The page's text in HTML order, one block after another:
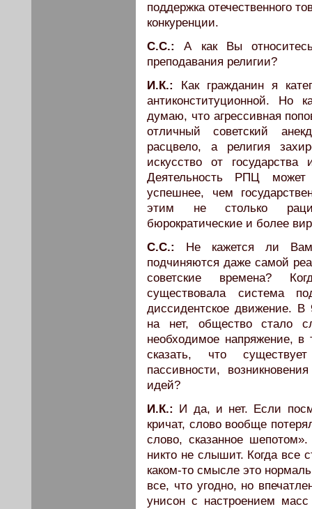
поддержка отечественного
конкуренции.
С.С.:А как Вы
преподавания религии?
И.К.:
Как гражданин я
антиконституционной. Но
думаю, что агрессивная
отличный советский
расцвело, а религия
искусство от государства
Деятельность РПЦ может
успешнее, чем
этим не столько
бюрократические и более
С.С.:
Не кажется ли
подчиняются даже самой
советские времена?
существовала система
диссидентское движение. В
на нет, общество стало
необходимое напряжение,
сказать, что
пассивности,
идей?
И.К.: И да, и нет. Если
кричат, слово вообще
слово, сказанное
никто не слышит. Когда все
каком-то смысле это
все, что угодно, но
унисон с настроением